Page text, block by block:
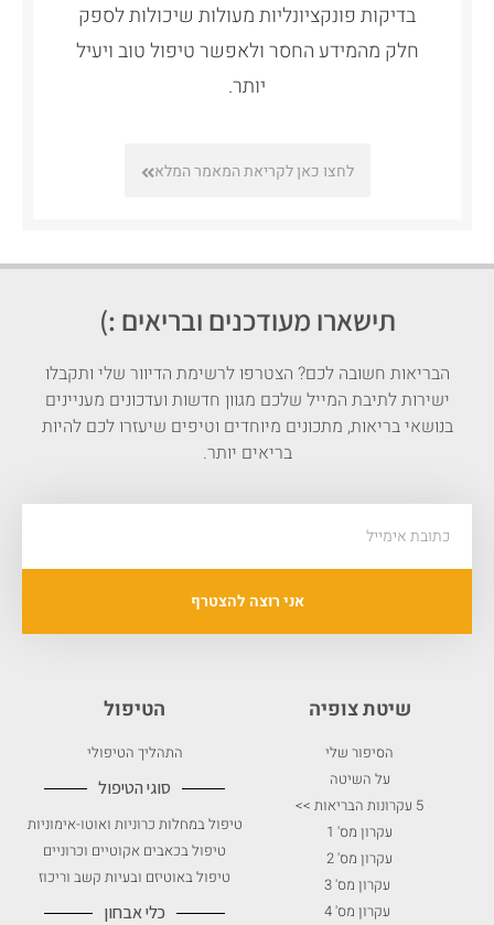
בדיקות פונקציונליות מעולות שיכולות לספק
חלק מהמידע החסר ולאפשר טיפול טוב ויעיל
יותר.
לחצו כאן לקריאת המאמר המלא
תישארו מעודכנים ובריאים :)
הבריאות חשובה לכם? הצטרפו לרשימת הדיוור שלי ותקבלו
ישירות לתיבת המייל שלכם מגוון חדשות ועדכונים מעניינים
בנושאי בריאות, מתכונים מיוחדים וטיפים שיעזרו לכם להיות
בריאים יותר.
אני רוצה להצטרף
שיטת צופיה
הסיפור שלי
על השיטה
5 עקרונות הבריאות >>
עקרון מס' 1
עקרון מס' 2
עקרון מס' 3
עקרון מס' 4
הטיפול
התהליך הטיפולי
סוגי הטיפול
טיפול במחלות כרוניות ואוטו-אימוניות
טיפול בכאבים אקוטיים וכרוניים
טיפול באוטיזם ובעיות קשב וריכוז
כלי אבחון